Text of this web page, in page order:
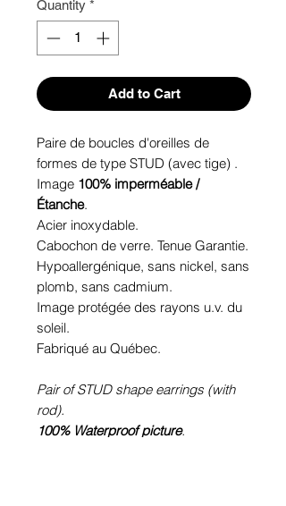
Quantity *
Add to Cart
Paire de boucles d'oreilles de
formes de type STUD (avec tige) .
Image 100% imperméable /
Étanche.
Acier inoxydable.
Cabochon de verre. Tenue Garantie.
Hypoallergénique, sans nickel, sans
plomb, sans cadmium.
Image protégée des rayons u.v. du
soleil.
Fabriqué au Québec.
Pair of STUD shape earrings (with
rod).
100% Waterproof picture.